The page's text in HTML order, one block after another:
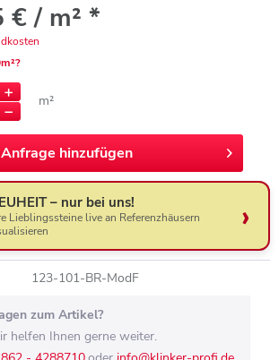
€ / m² *
m²
Anfrage hinzufügen
– nur bei uns!
Lieblingssteine live an Referenzhäusern
123-101-BR-ModF
zum Artikel?
helfen Ihnen gerne weiter.